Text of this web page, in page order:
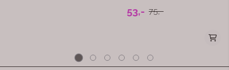
blomsterkasse, gavekurv